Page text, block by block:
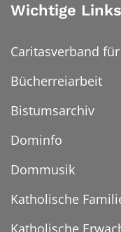
Wichtige Links
Caritasverband
Bücherreiarbeit
Bistumsarchiv
Dominfo
Dommusik
Katholische
Katholische